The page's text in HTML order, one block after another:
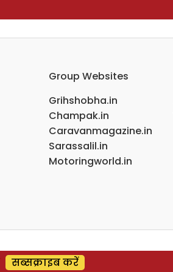
Group Websites
Grihshobha.in
Champak.in
Caravanmagazine.in
Sarassalil.in
Motoringworld.in
सब्सक्राइब करें